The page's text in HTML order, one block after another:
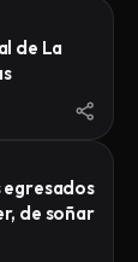
de La
egresados
de soñar